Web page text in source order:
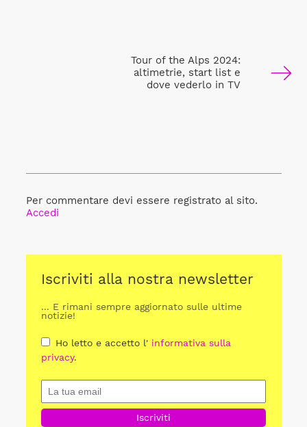
Tour of the Alps 2024:
altimetrie, start list e
dove vederlo in TV
Per commentare devi essere registrato al sito.
Accedi
Iscriviti alla nostra newsletter
... E rimani sempre aggiornato sulle ultime
notizie!
Ho letto e accetto l' informativa sulla
privacy.